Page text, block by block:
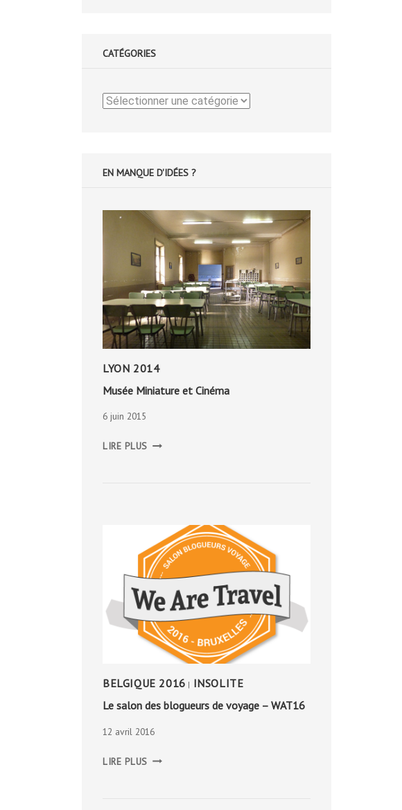
CATÉGORIES
Catégories
EN MANQUE D'IDÉES ?
LYON 2014
Musée Miniature et Cinéma
6 juin 2015
LIRE PLUS MINIATURE
BELGIQUE 2016 | INSOLITE
Le salon des blogueurs de voyage – WAT16
12 avril 2016
LIRE PLUS SALON